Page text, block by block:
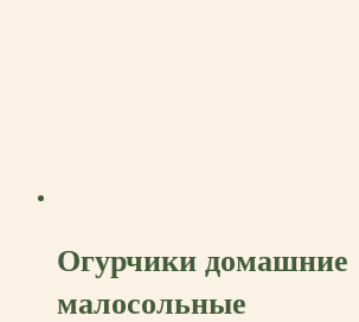
Огурчики домашние
малосольные